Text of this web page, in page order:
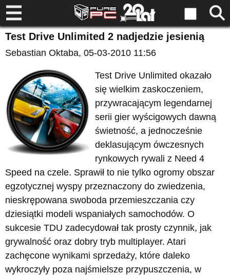
Test Drive Unlimited 2 nadjedzie jesienią
Sebastian Oktaba, 05-03-2010 11:56
Test Drive Unlimited okazało
się wielkim zaskoczeniem,
przywracającym legendarnej
serii gier wyścigowych dawną
świetność, a jednocześnie
deklasującym ówczesnych
rynkowych rywali z Need 4
Speed na czele. Sprawił to nie tylko ogromy obszar
egzotycznej wyspy przeznaczony do zwiedzenia,
nieskrępowana swoboda przemieszczania czy
dziesiątki modeli wspaniałych samochodów. O
sukcesie TDU zadecydował tak prosty czynnik, jak
grywalność oraz dobry tryb multiplayer. Atari
zachęcone wynikami sprzedaży, które daleko
wykroczyły poza najśmielsze przypuszczenia, w